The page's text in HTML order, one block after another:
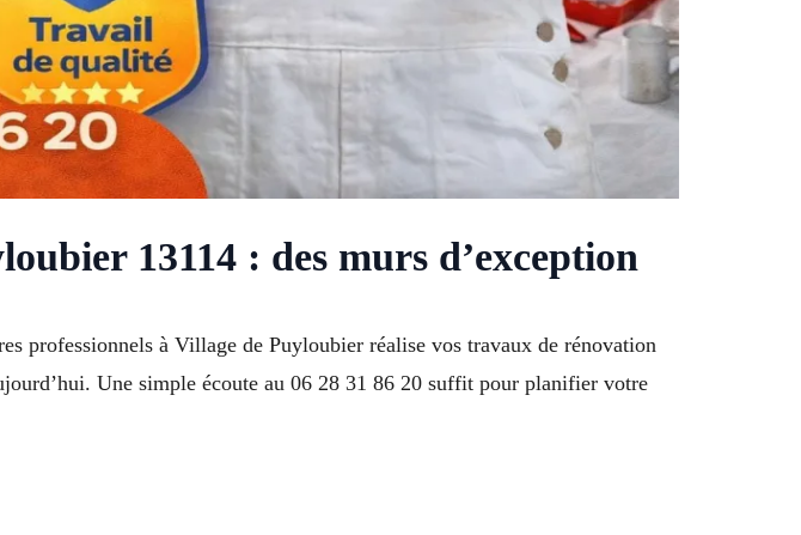
13114 : des murs d’exception
professionnels à Village de Puyloubier réalise vos travaux de rénovation
Une simple écoute au 06 28 31 86 20 suffit pour planifier votre